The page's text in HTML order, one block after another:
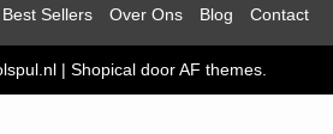
Best Sellers Over Ons Blog Contact
| Shopical door AF themes.